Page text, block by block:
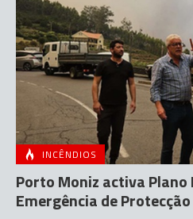
INCÊNDIOS
Porto Moniz activa
Emergência de